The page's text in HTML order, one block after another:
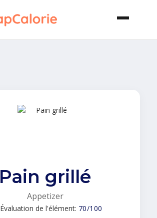
Pain grillé
Appetizer
Évaluation de l'élément: 70/100